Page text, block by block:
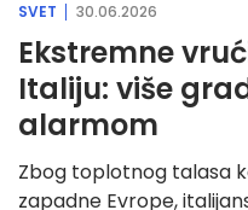
SVET 30.06.2026
Ekstremne
Italiju: više
alarmom
Zbog toplotnog talasa
zapadne Evrope,